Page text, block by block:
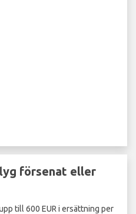
försenat eller
till 600 EUR i ersättning per